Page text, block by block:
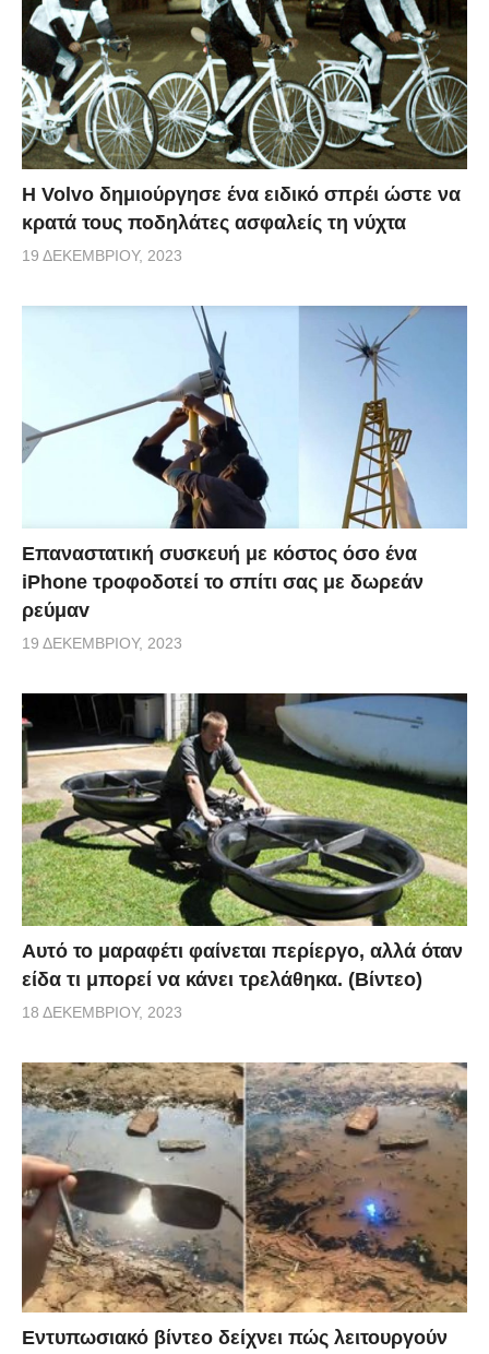
Η Volvo δημιούργησε ένα ειδικό σπρέι ώστε να
κρατά τους ποδηλάτες ασφαλείς τη νύχτα
19 ΔΕΚΕΜΒΡΊΟΥ, 2023
Επαναστατική συσκευή με κόστος όσο ένα
iPhone τροφοδοτεί το σπίτι σας με δωρεάν
ρεύμαv
19 ΔΕΚΕΜΒΡΊΟΥ, 2023
Αυτό το μαραφέτι φαίνεται περίεργο, αλλά όταν
είδα τι μπορεί να κάνει τρελάθηκα. (Βίντεο)
18 ΔΕΚΕΜΒΡΊΟΥ, 2023
Εντυπωσιακό βίντεο δείχνει πώς λειτουργούν